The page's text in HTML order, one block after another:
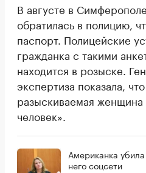
В августе в
обратилась в полицию,
паспорт. Полицейские
гражданка с такими
находится в розыске.
экспертиза показала,
разыскиваемая женщина
человек».
Американка
него соцсети